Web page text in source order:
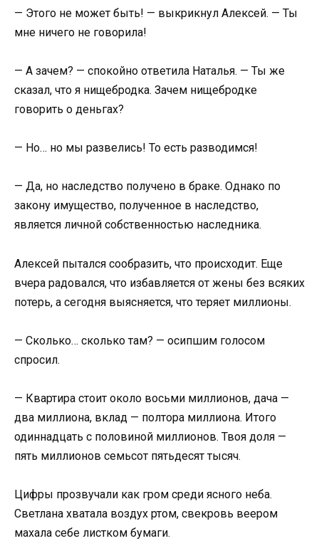
— Этого не может быть! — выкрикнул Алексей. — Ты
мне ничего не говорила!
— А зачем? — спокойно ответила Наталья. — Ты же
сказал, что я нищебродка. Зачем нищебродке
говорить о деньгах?
— Но… но мы развелись! То есть разводимся!
— Да, но наследство получено в браке. Однако по
закону имущество, полученное в наследство,
является личной собственностью наследника.
Алексей пытался сообразить, что происходит. Еще
вчера радовался, что избавляется от жены без всяких
потерь, а сегодня выясняется, что теряет миллионы.
— Сколько… сколько там? — осипшим голосом
спросил.
— Квартира стоит около восьми миллионов, дача —
два миллиона, вклад — полтора миллиона. Итого
одиннадцать с половиной миллионов. Твоя доля —
пять миллионов семьсот пятьдесят тысяч.
Цифры прозвучали как гром среди ясного неба.
Светлана хватала воздух ртом, свекровь веером
махала себе листком бумаги.